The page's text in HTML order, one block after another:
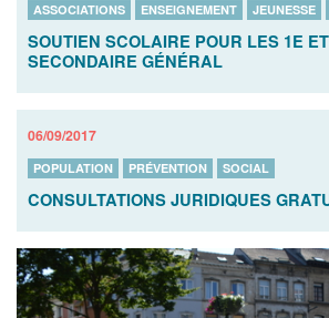
ASSOCIATIONS ENSEIGNEMENT JEUNESSE
SOUTIEN SCOLAIRE POUR LES 1E
SECONDAIRE GÉNÉRAL
06/09/2017
POPULATION PRÉVENTION SOCIAL
CONSULTATIONS JURIDIQUES